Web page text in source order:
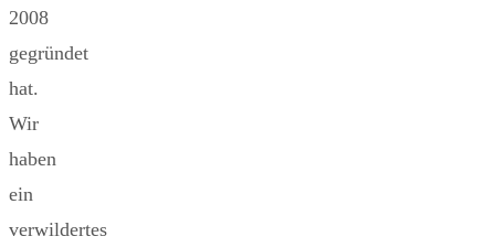
2008
gegründet
hat.
Wir
haben
ein
verwildertes